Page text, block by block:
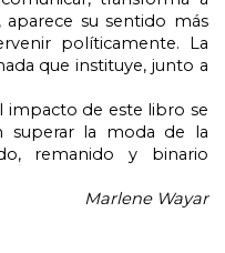
aparece su sentido más
políticamente. La
que instituye, junto a
impacto de este libro se
superar la moda de la
remanido y binario
Marlene Wayar